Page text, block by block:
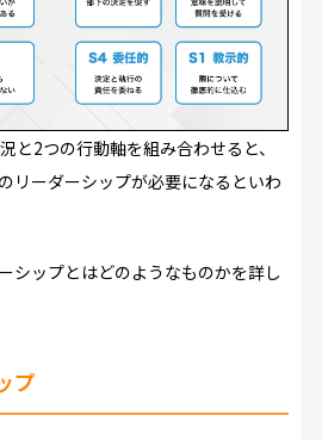
と2つの行動軸を組み合わせると、
リーダーシップが必要になるといわ
シップとはどのようなものかを詳し
プ